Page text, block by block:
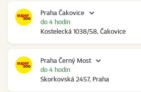
Praha Čakovice
Kostelecká 1038/58, Čakovice
do 4 hodin
Praha Černý Most
Skorkovská 2457, Praha
do 4 hodin